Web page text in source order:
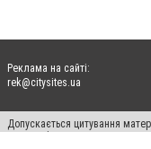
Реклама на сайті:
rek@citysites.ua
Допускається цитування
систем гіперпосилання на